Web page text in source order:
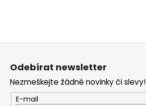
Z
Odebírat newsletter
Nezmeškejte žádné novinky či slevy!
E-mail